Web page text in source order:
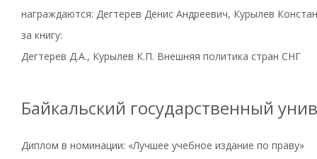
награждаются: Дегтерев Денис Андреевич, Курылев
за книгу:
Дегтерев Д.А., Курылев К.П. Внешняя политика стран СНГ
Байкальский государственный
Диплом в номинации: «Лучшее учебное издание по праву»